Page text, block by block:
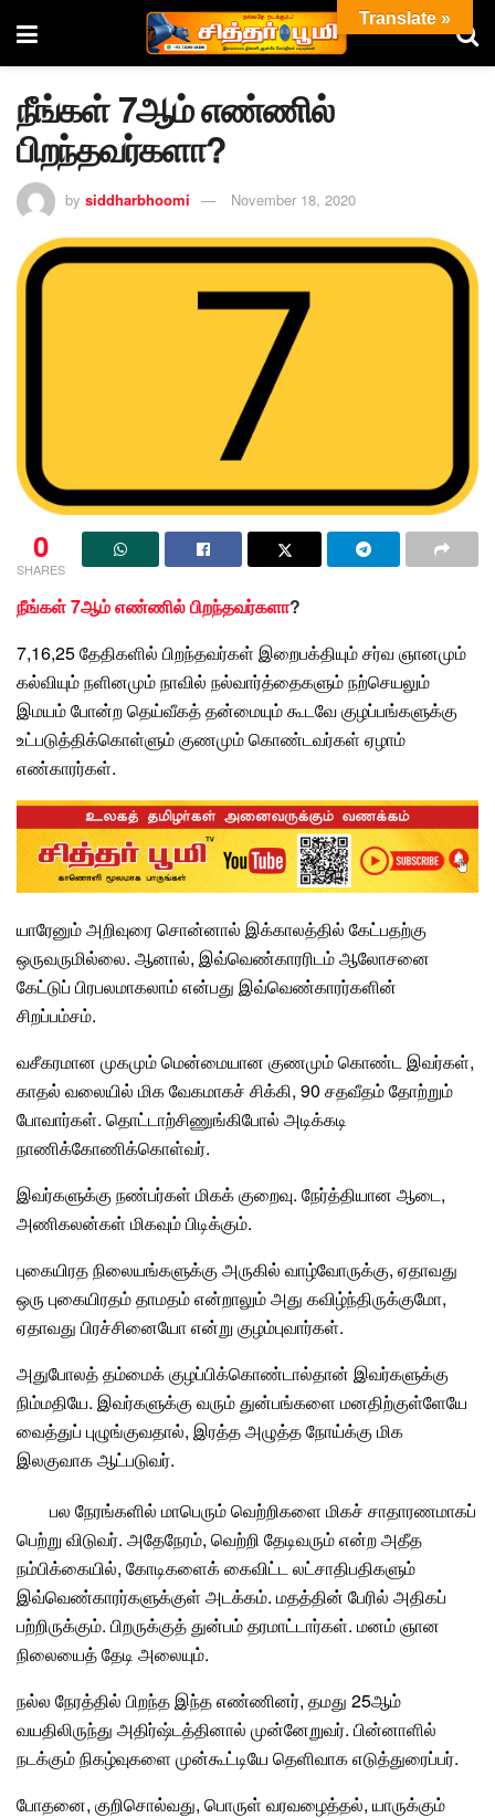
நீங்கள் 7ஆம் எண்ணில்
பிறந்தவர்களா?
by siddharbhoomi November 18, 2020
0
SHARES
நீங்கள் 7ஆம் எண்ணில் பிறந்தவர்களா?
7,16,25 தேதிகளில் பிறந்தவர்கள் இறைபக்தியும் சர்வ ஞானமும்
கல்வியும் நளினமும் நாவில் நல்வார்த்தைகளும் நற்செயலும்
இமயம்போன்ற தெய்வீகத் தன்மையும் கூடவே குழப்பங்களுக்கு
உட்படுத்திக்கொள்ளும் குணமும் கொண்டவர்கள் ஏழாம்
எண்காரர்கள்.
யாரேனும் அறிவுரை சொன்னால் இக்காலத்தில் கேட்பதற்கு
ஒருவருமில்லை. ஆனால், இவ்வெண்காரரிடம்ஆலோசனை
கேட்டுப் பிரபலமாகலாம்என்பது இவ்வெண்காரர்களின்
சிறப்பம்சம்.
வசீகரமான முகமும் மென்மையான குணமும் கொண்ட இவர்கள்,
காதல் வலையில் மிக வேகமாகச் சிக்கி, 90 சதவீதம் தோற்றும்
போவார்கள். தொட்டாற்சிணுங்கிபோல் அடிக்கடி
நாணிக்கோணிக்கொள்வர்.
இவர்களுக்குநண்பர்கள் மிகக் குறைவு. நேர்த்தியான ஆடை,
அணிகலன்கள் மிகவும் பிடிக்கும்.
புகையிரத நிலையங்களுக்கு அருகில் வாழ்வோருக்கு, ஏதாவது
ஒரு புகையிரதம் தாமதம் என்றாலும் அது கவிழ்ந்திருக்குமோ,
ஏதாவது பிரச்சினையோ என்று குழம்புவார்கள்.
அதுபோலத் தம்மைக் குழப்பிக்கொண்டால்தான் இவர்களுக்கு
நிம்மதியே. இவர்களுக்கு வரும் துன்பங்களை மனதிற்குள்ளேயே
வைத்துப் புழுங்குவதால், இரத்த அழுத்த நோய்க்கு மிக
இலகுவாக ஆட்படுவர்.
பல நேரங்களில் மாபெரும்வெற்றிகளை மிகச் சாதாரணமாகப்
பெற்று விடுவர். அதேநேரம், வெற்றி தேடிவரும்என்ற அதீத
நம்பிக்கையில், கோடிகளைக் கைவிட்டலட்சாதிபதிகளும்
இவ்வெண்காரர்களுக்குள் அடக்கம். மதத்தின் பேரில் அதிகப்
பற்றிருக்கும். பிறருக்குத் துன்பம் தரமாட்டார்கள். மனம் ஞான
நிலையைத் தேடி அலையும்.
நல்ல நேரத்தில் பிறந்த இந்த எண்ணினர், தமது 25ஆம்
வயதிலிருந்து அதிர்ஷ்டத்தினால் முன்னேறுவர். பின்னாளில்
நடக்கும் நிகழ்வுகளை முன்கூட்டியே தெளிவாக எடுத்துரைப்பர்.
போதனை, குறிசொல்வது, பொருள் வரவழைத்தல், யாருக்கும்
Translate »